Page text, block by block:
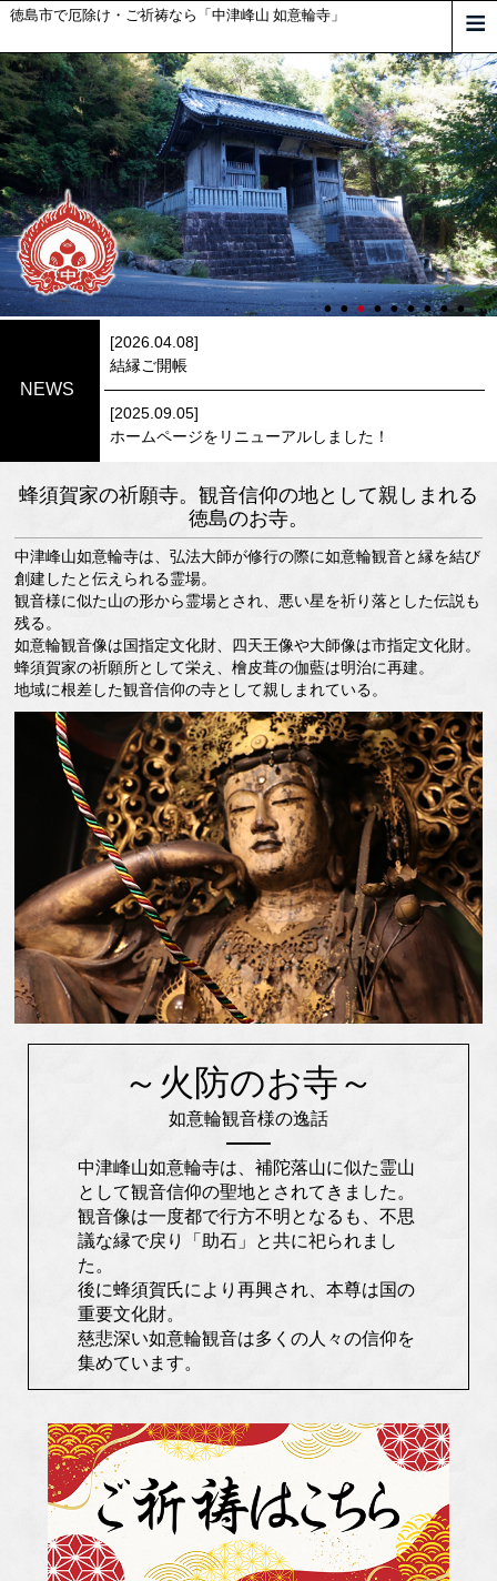
徳島市で厄除け・ご祈祷なら「中津峰山 如意輪寺」
NEWS
[2026.04.08]
結縁ご開帳
[2025.09.05]
ホームページをリニューアルしました！
蜂須賀家の祈願寺。観音信仰の地として親しまれる
徳島のお寺。
中津峰山如意輪寺は、弘法大師が修行の際に如意輪観音と縁を結び
創建したと伝えられる霊場。
観音様に似た山の形から霊場とされ、悪い星を祈り落とした伝説も
残る。
如意輪観音像は国指定文化財、四天王像や大師像は市指定文化財。
蜂須賀家の祈願所として栄え、檜皮葺の伽藍は明治に再建。
地域に根差した観音信仰の寺として親しまれている。
～火防のお寺～
如意輪観音様の逸話
中津峰山如意輪寺は、補陀落山に似た霊山
として観音信仰の聖地とされてきました。
観音像は一度都で行方不明となるも、不思
議な縁で戻り「助石」と共に祀られまし
た。
後に蜂須賀氏により再興され、本尊は国の
重要文化財。
慈悲深い如意輪観音は多くの人々の信仰を
集めています。